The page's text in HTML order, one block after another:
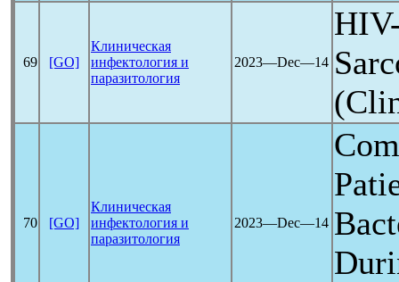
69 [GO]
Клиническая
инфектология и
паразитология
2023―Dec―14
70 [GO]
Клиническая
инфектология и
паразитология
2023―Dec―14